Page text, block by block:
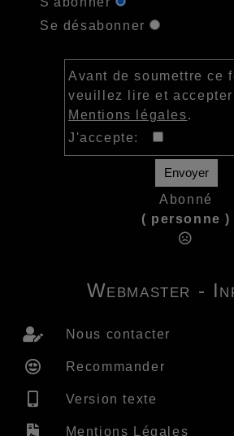
Se désabonner
Avant de soumettre ce
veuillez lire et
Mentions légales.
J'accepte:
Envoyer
Abonné
( personne )
Webmaster -
Nous contacter
Recommander
Version texte
Mentions Légales